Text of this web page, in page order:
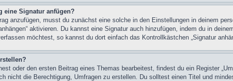
eine Signatur anfügen?
anzufügen, musst du zunächst eine solche in den Einstellungen in deinem
aktivieren. Du kannst eine Signatur auch hinzufügen, indem du in
möchtest, so kannst du dort einfach das Kontrollkästchen „Signatur
oder den ersten Beitrag eines Themas bearbeitest, findest du ein Register
nicht die Berechtigung, Umfragen zu erstellen. Du solltest einen Titel und